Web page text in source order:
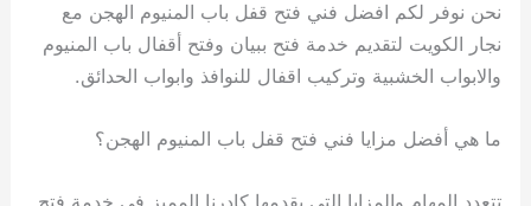
نحن نوفر لكم افضل فني فتح قفل باب المنيوم الهجن مع
نجار الكويت لتقديم خدمة فتح ببيان وفتح أقفال باب المنيوم
والابواب الخشبية وتركيب اقفال للنوافذ وابواب الحدائق.
ما هي أفضل مزايا فني فتح قفل باب المنيوم الهجن؟